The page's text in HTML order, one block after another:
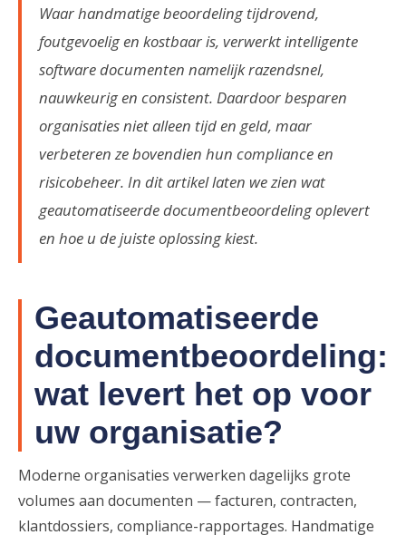
Waar handmatige beoordeling tijdrovend,
foutgevoelig en kostbaar is, verwerkt intelligente
software documenten namelijk razendsnel,
nauwkeurig en consistent. Daardoor besparen
organisaties niet alleen tijd en geld, maar
verbeteren ze bovendien hun compliance en
risicobeheer. In dit artikel laten we zien wat
geautomatiseerde documentbeoordeling oplevert
en hoe u de juiste oplossing kiest.
Geautomatiseerde
documentbeoordeling:
wat levert het op voor
uw organisatie?
Moderne organisaties verwerken dagelijks grote
volumes aan documenten — facturen, contracten,
klantdossiers, compliance-rapportages. Handmatige